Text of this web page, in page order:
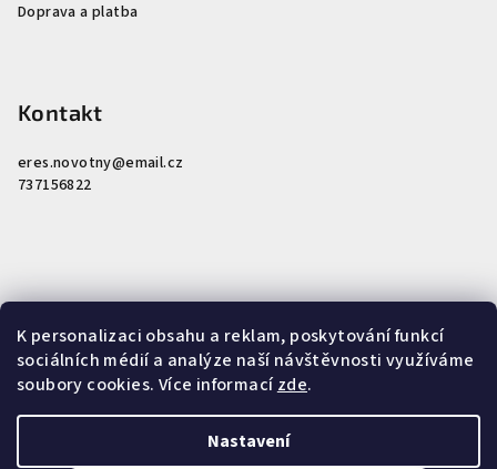
K personalizaci obsahu a reklam, poskytování funkcí
sociálních médií a analýze naší návštěvnosti využíváme
soubory cookies. Více informacízde.
Nastavení
Doprava a platba
Kontakt
eres.novotny@email.cz
737156822
Nákupní košík